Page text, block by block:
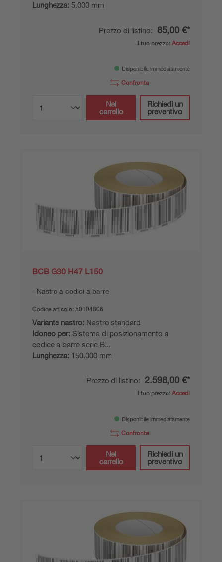
Lunghezza: 5.000 mm
Prezzo di listino: 85,00 €*
Il tuo prezzo: Accedi
Disponibile immediatamente
Confronta
Nel
carrello
Richiedi un
preventivo
BCB G30 H47 L150
Nastro a codici a barre
Codice articolo: 50104806
Variante nastro: Nastro standard
Idoneo per: Sistema di posizionamento a
codice a barre serie B...
Lunghezza: 150.000 mm
Prezzo di listino: 2.598,00 €*
Il tuo prezzo: Accedi
Disponibile immediatamente
Confronta
Nel
carrello
Richiedi un
preventivo